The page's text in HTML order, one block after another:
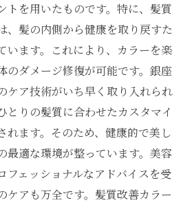
トを用いたものです。特に、髪質
、髪の内側から健康を取り戻すた
います。これにより、カラーを楽
のダメージ修復が可能です。銀座
ケア技術がいち早く取り入れられ
とりの髪質に合わせたカスタマイ
れます。そのため、健康的で美し
最適な環境が整っています。美容
フェッショナルなアドバイスを受
ケアも万全です。髪質改善カラー